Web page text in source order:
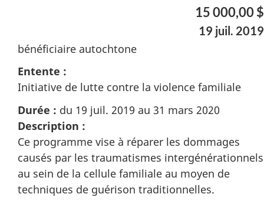
15 000,00 $
19 juil. 2019
bénéficiaire autochtone
Entente :
Initiative de lutte contre la violence familiale
Durée : du 19 juil. 2019 au 31 mars 2020
Description :
Ce programme vise à réparer les dommages
causés par les traumatismes intergénérationnels
au sein de la cellule familiale au moyen de
techniques de guérison traditionnelles.